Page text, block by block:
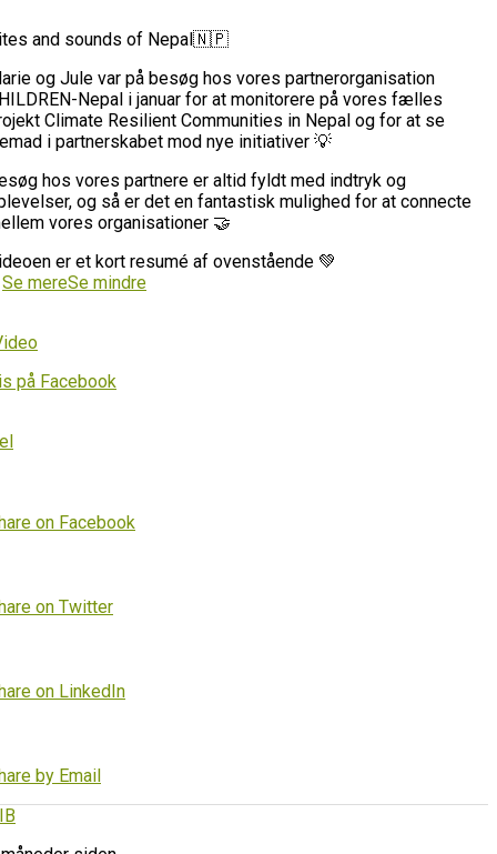
and sounds of Nepal🇳🇵
og Jule var på besøg hos vores partnerorganisation
Nepal i januar for at monitorere på vores fælles
Climate Resilient Communities in Nepal og for at se
i partnerskabet mod nye initiativer 💡
hos vores partnere er altid fyldt med indtryk og
og så er det en fantastisk mulighed for at connecte
vores organisationer 🤝
er et kort resumé af ovenstående 💚
Se mereSe mindre
på Facebook
on Facebook
on Twitter
on LinkedIn
by Email